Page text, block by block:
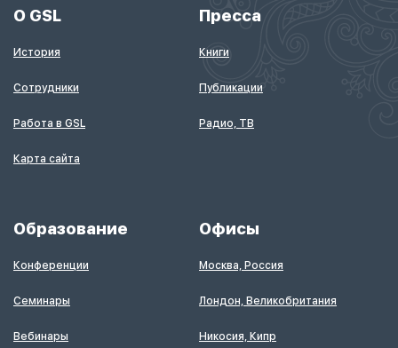
О GSL
История
Сотрудники
Работа в GSL
Карта сайта
Пресса
Книги
Публикации
Радио, ТВ
Образование
Конференции
Семинары
Вебинары
Офисы
Москва, Россия
Лондон, Великобритания
Никосия, Кипр